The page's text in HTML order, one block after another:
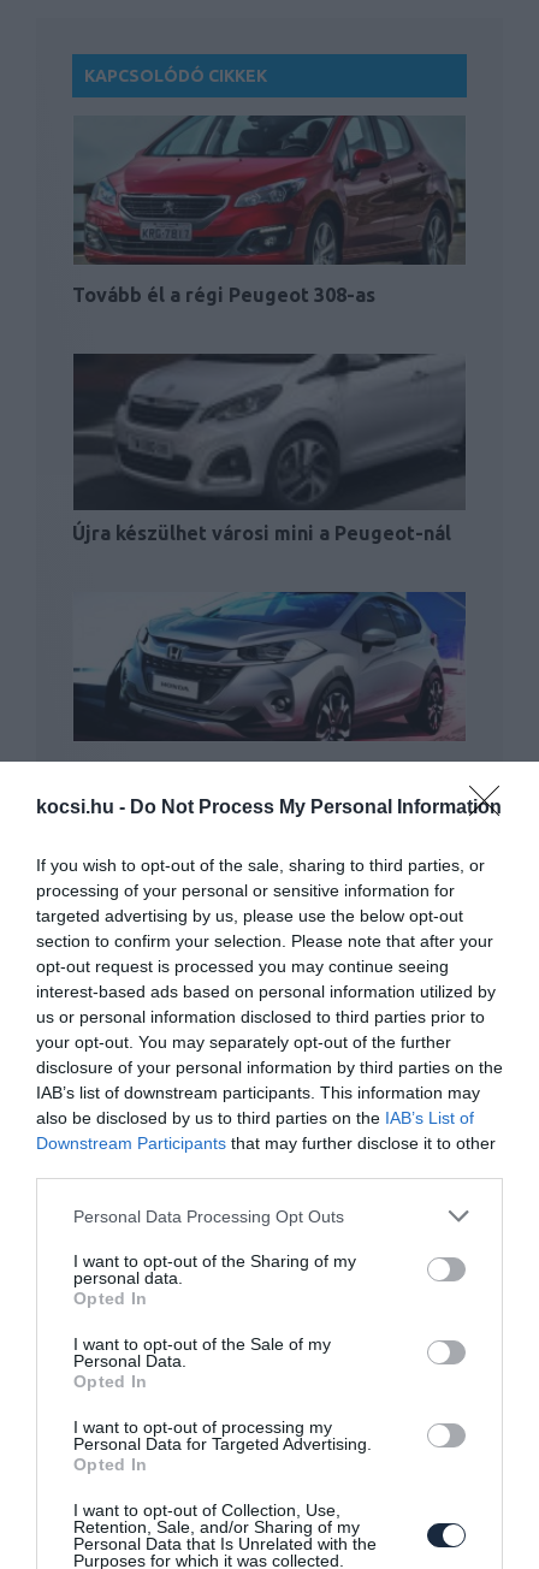
kocsi.hu - Do Not Process My Personal Information
If you wish to opt-out of the sale, sharing to third parties, or
processing of your personal or sensitive information for
targeted advertising by us, please use the below opt-out
section to confirm your selection. Please note that after your
opt-out request is processed you may continue seeing
interest-based ads based on personal information utilized by
us or personal information disclosed to third parties prior to
your opt-out. You may separately opt-out of the further
disclosure of your personal information by third parties on the
IAB’s list of downstream participants. This information may
also be disclosed by us to third parties on the IAB’s List of
Downstream Participants that may further disclose it to other
Please note that this website/app uses one or more Google
not limited to your visit or usage behaviour. You may click to
grant or deny consent to Google and its third-party tags to
use your data for below specified purposes in below Google
consent section.
Personal Data Processing Opt Outs
I want to opt-out of the Sharing of my
personal data.
Opted In
I want to opt-out of the Sale of my
Personal Data.
Opted In
I want to opt-out of processing my
Personal Data for Targeted Advertising.
Opted In
I want to opt-out of Collection, Use,
Retention, Sale, and/or Sharing of my
Personal Data that Is Unrelated with the
Purposes for which it was collected.
KAPCSOLÓDÓ CIKKEK
Tovább él a régi Peugeot 308-as
Újra készülhet városi mini a Peugeot-nál
Új emblémával és piaci
újrapozicionálással vág neki…
Lesz új GTi Peugeot, de valószínűleg
villanyos alapokon
Új SUV modellel bővül a Peugeot
palettája